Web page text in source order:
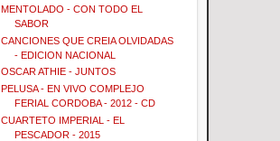
MENTOLADO - CON TODO EL
SABOR
CANCIONES QUE CREIA OLVIDADAS
- EDICION NACIONAL
OSCAR ATHIE - JUNTOS
PELUSA - EN VIVO COMPLEJO
FERIAL CORDOBA - 2012 - CD
CUARTETO IMPERIAL - EL
PESCADOR - 2015